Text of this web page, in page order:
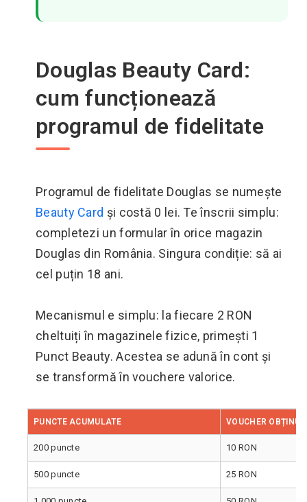
Douglas Beauty Card:
cum funcționează
programul de fidelitate
Programul de fidelitate Douglas se numește
Beauty Card și costă 0 lei. Te înscrii simplu:
completezi un formular în orice magazin
Douglas din România. Singura condiție: să ai
cel puțin 18 ani.
Mecanismul e simplu: la fiecare 2 RON
cheltuiți în magazinele fizice, primești 1
Punct Beauty. Acestea se adună în cont și
se transformă în vouchere valorice.
PUNCTE ACUMULATE VOUCHER OBȚINUT
200 puncte 10 RON
500 puncte 25 RON